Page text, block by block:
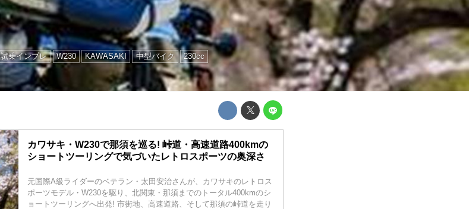
試乗インプレ W230 KAWASAKI 中型バイク
230cc
カワサキ・W230で那須を巡る! 峠道・高速道路400kmの
ショートツーリングで気づいたレトロスポーツの奥深さ
元国際A級ライダーのベテラン・太田安治さんが、カワサキのレトロス
ポーツモデル・W230を駆り、北関東・那須までのトータル400kmのシ
ョートツーリングへ出発! 市街地、高速道路、そして那須の峠道を走り